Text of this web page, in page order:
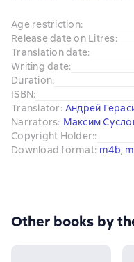
Age restriction:
Release date on Litres:
Translation date:
Writing date:
Duration:
ISBN:
Translator: Андрей
Narrators: Максим
Copyright Holder::
Download format: m4b,
Other books by